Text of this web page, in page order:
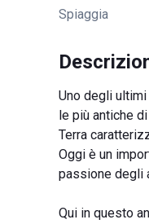
Spiaggia
Uno degli
le più antiche
Terra
Oggi è un
passione degli
Qui in questo